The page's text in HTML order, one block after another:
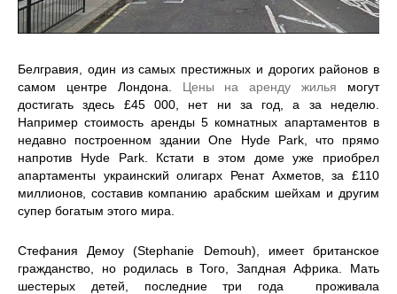
Белгравия, один из самых престижных и дорогих районов в
самом центре Лондона. Цены на аренду жилья могут
достигать здесь £45 000, нет ни за год, а за неделю.
Например стоимость аренды 5 комнатных апартаментов в
недавно построенном здании One Hyde Park, что прямо
напротив Hyde Park. Кстати в этом доме уже приобрел
апартаменты украинский олигарх Ренат Ахметов, за £110
миллионов, составив компанию арабским шейхам и другим
супер богатым этого мира.
Стефания Демоу (Stephanie Demouh), имеет британское
гражданство, но родилась в Того, Запдная Африка. Мать
шестерых детей, последние три года проживала